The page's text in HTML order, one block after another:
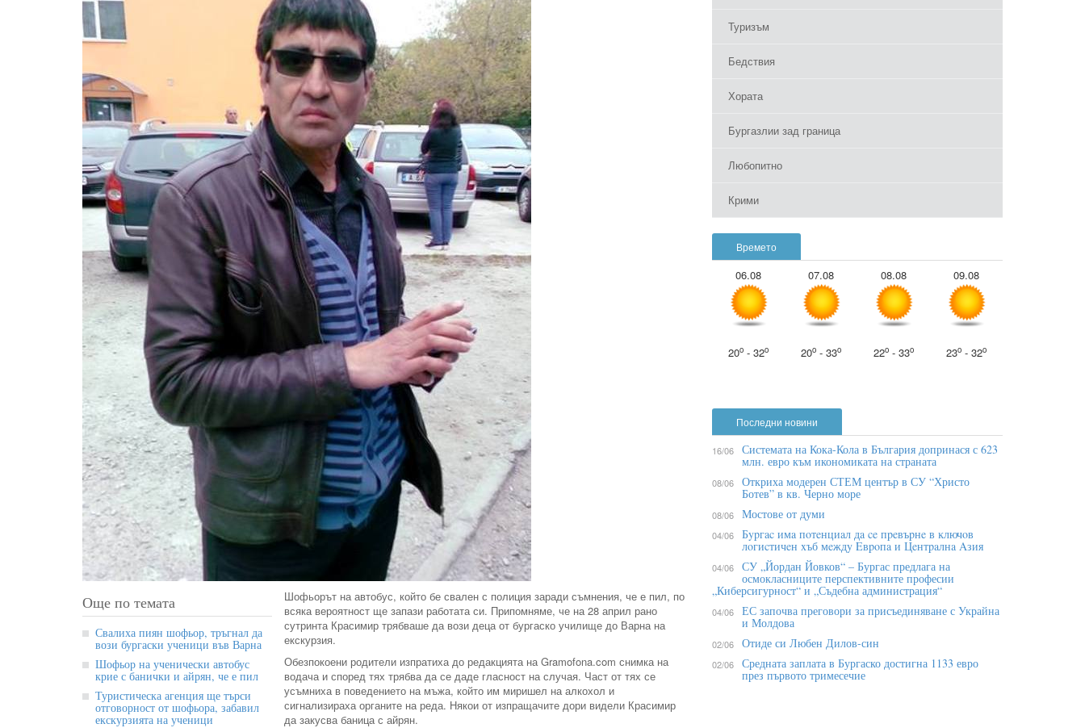
Още по темата
Свалиха пиян шофьор, тръгнал да
вози бургаски ученици във Варна
Шофьор на ученически автобус
крие с банички и айрян, че е пил
Туристическа агенция ще търси
отговорност от шофьора, забавил
екскурзията на ученици
Шофьорът на автобус, който бе свален с полиция заради съмнения, че е пил, по
всяка вероятност ще запази работата си. Припомняме, че на 28 април рано
сутринта Красимир трябваше да вози деца от бургаско училище до Варна на
екскурзия.
Обезпокоени родители изпратиха до редакцията на Gramofona.com снимка на
водача и според тях трябва да се даде гласност на случая. Част от тях се
усъмниха в поведението на мъжа, който им миришел на алкохол и
сигнализираха органите на реда. Някои от изпращачите дори видели Красимир
да закусва баница с айрян.
Туризъм
Бедствия
Хората
Бургазлии зад граница
Любопитно
Крими
Времето
06.08
20o - 32o
07.08
20o - 33o
08.08
22o - 33o
09.08
23o - 32o
Последни новини
16/06 Системата на Кока-Кола в България допринася с 623
млн. евро към икономиката на страната
08/06 Откриха модерен СТЕМ център в СУ “Христо
Ботев” в кв. Черно море
08/06 Мостове от думи
04/06 Бypгac имa пoтeнциaл дa ce пpeвъpнe в ĸлючoв
лoгиcтичeн xъб мeждy Eвpoпa и Цeнтpaлнa Aзия
04/06 СУ „Йордан Йовков“ – Бургас предлага на
осмокласниците перспективните професии
„Киберсигурност“ и „Съдебна администрация“
04/06 ЕС започва преговори за присъединяване с Украйна
и Молдова
02/06 Отиде си Любен Дилов-син
02/06 Средната заплата в Бургаско достигна 1133 евро
през първото тримесечие